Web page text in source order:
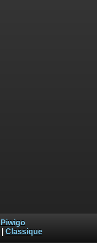
Piwigo
Classique